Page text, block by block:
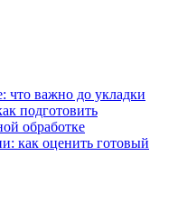
что важно до укладки
подготовить
обработке
как оценить готовый